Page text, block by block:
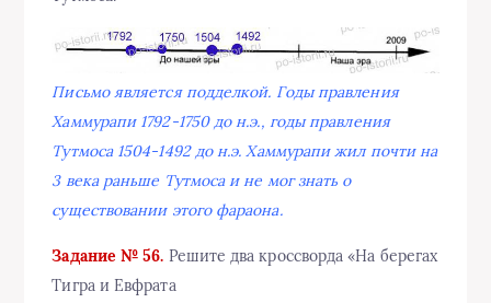
Письмо является подделкой. Годы правления
Хаммурапи 1792-1750 до н.э., годы правления
Тутмоса 1504-1492 до н.э. Хаммурапи жил почти на
3 века раньше Тутмоса и не мог знать о
существовании этого фараона.
Задание № 56. Решите два кроссворда «На берегах
Тигра и Евфрата